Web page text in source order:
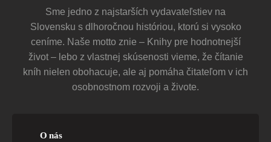
Sme jedno z najstarších vydavateľstiev na
Slovensku s dlhoročnou históriou, ktorú si vysoko
ceníme. Naše motto znie – Knihy pre hodnotnejší
život – lebo z vlastnej skúsenosti vieme, že čítanie
kníh nielen obohacuje, ale aj pomáha čitateľom v ich
osobnostnom rozvoji a živote.
O nás